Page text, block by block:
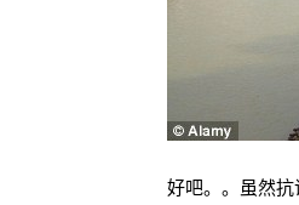
好吧。。虽然抗